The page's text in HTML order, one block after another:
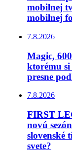
mobilnej
mobilnej
7.8.2026
Magic,
ktorému
presne
7.8.2026
FIRST
novú
slovenské
svete?